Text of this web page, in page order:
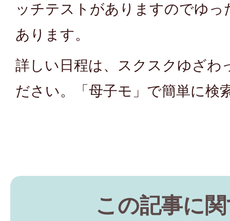
ッチテストがありますのでゆ
あります。
詳しい日程は、スクスクゆざわ
ださい。「母子モ」で簡単に検
この記事に